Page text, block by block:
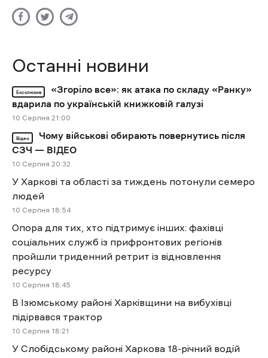
Останні новини
Ексклюзив
«Згоріло все»: як атака по складу «Ранку»
вдарила по українській книжковій галузі
10 Cерпня 21:00
Відео
Чому військові обирають повернутись після
СЗЧ — ВІДЕО
10 Cерпня 20:32
У Харкові та області за тиждень потонули семеро
людей
10 Cерпня 18:54
Опора для тих, хто підтримує інших: фахівці
соціальних служб із прифронтових регіонів
пройшли триденний ретрит із відновлення
ресурсу
10 Cерпня 18:45
В Ізюмському районі Харківщини на вибухівці
підірвався трактор
10 Cерпня 18:21
У Слобідському районі Харкова 18-річний водій